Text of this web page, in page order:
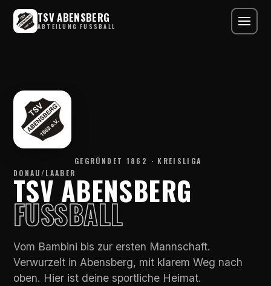
TSV ABENSBERG
ABTEILUNG FUSSBALL
GEGRÜNDET 1862 · KREISLIGA
DONAU/LAABER
TSV ABENSBERG
FUSSBALL
Vom Bambini bis zur ersten Mannschaft.
Verwurzelt in Abensberg, mit klarem Weg nach
oben. Hier ist deine sportliche Heimat.